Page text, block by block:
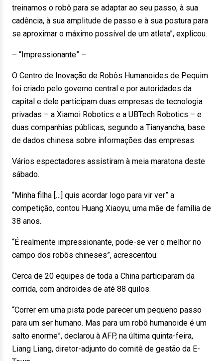
treinamos o robô para se adaptar ao seu passo, à sua
cadência, à sua amplitude de passo e à sua postura para
se aproximar o máximo possível de um atleta”, explicou.
– “Impressionante” –
O Centro de Inovação de Robôs Humanoides de Pequim
foi criado pelo governo central e por autoridades da
capital e dele participam duas empresas de tecnologia
privadas – a Xiamoi Robotics e a UBTech Robotics – e
duas companhias públicas, segundo a Tianyancha, base
de dados chinesa sobre informações das empresas.
Vários espectadores assistiram à meia maratona deste
sábado.
“Minha filha […] quis acordar logo para vir ver” a
competição, contou Huang Xiaoyu, uma mãe de família de
38 anos.
“É realmente impressionante, pode-se ver o melhor no
campo dos robôs chineses”, acrescentou.
Cerca de 20 equipes de toda a China participaram da
corrida, com androides de até 88 quilos.
“Correr em uma pista pode parecer um pequeno passo
para um ser humano. Mas para um robô humanoide é um
salto enorme”, declarou à AFP, na última quinta-feira,
Liang Liang, diretor-adjunto do comitê de gestão da E-